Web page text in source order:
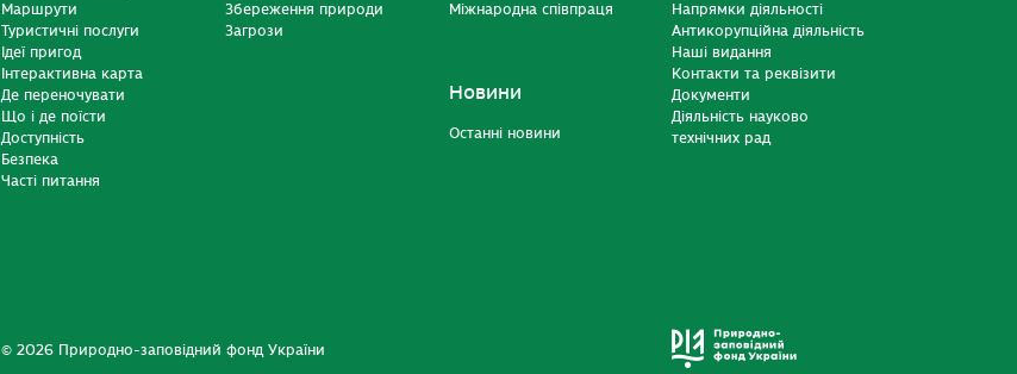
Маршрути
Туристичні послуги
Ідеї пригод
Інтерактивна карта
Де переночувати
Що і де поїсти
Доступність
Безпека
Часті питання
Збереження природи
Загрози
Міжнародна співпраця
Новини
Останні новини
Напрямки діяльності
Антикорупційна діяльність
Наші видання
Контакти та реквізити
Документи
Діяльність науково
технічних рад
© 2026 Природно-заповідний фонд України